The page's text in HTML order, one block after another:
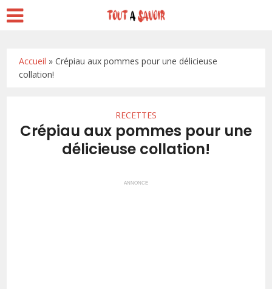
Accueil »Crépiau aux pommes pour une délicieuse
collation!
RECETTES
Crépiau aux pommes pour une
délicieuse collation!
ANNONCE